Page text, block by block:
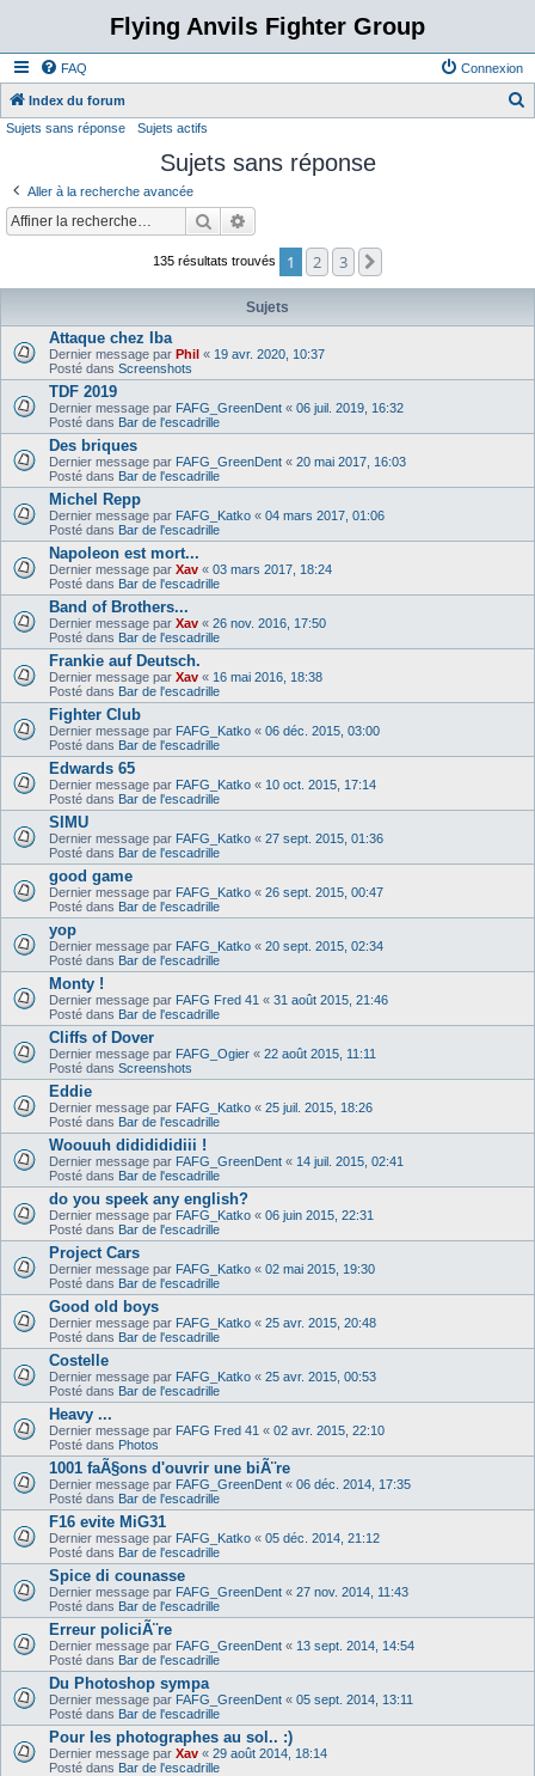
Flying Anvils Fighter Group
FAQ Connexion
Index du forum
e
Sujets sans réponse Sujets actifs
Sujets sans réponse
Aller à la recherche avancée
Rechercher
135 résultats trouvés 1 2 3
Sujets
Attaque chez Iba
Dernier message par Phil « 19 avr. 2020, 10:37
Posté dans Screenshots
TDF 2019
Dernier message par FAFG_GreenDent « 06 juil. 2019, 16:32
Posté dans Bar de l'escadrille
Des briques
Dernier message par FAFG_GreenDent « 20 mai 2017, 16:03
Posté dans Bar de l'escadrille
Michel Repp
Dernier message par FAFG_Katko « 04 mars 2017, 01:06
Posté dans Bar de l'escadrille
Napoleon est mort...
Dernier message par Xav « 03 mars 2017, 18:24
Posté dans Bar de l'escadrille
Band of Brothers...
Dernier message par Xav « 26 nov. 2016, 17:50
Posté dans Bar de l'escadrille
Frankie auf Deutsch.
Dernier message par Xav « 16 mai 2016, 18:38
Posté dans Bar de l'escadrille
Fighter Club
Dernier message par FAFG_Katko « 06 déc. 2015, 03:00
Posté dans Bar de l'escadrille
Edwards 65
Dernier message par FAFG_Katko « 10 oct. 2015, 17:14
Posté dans Bar de l'escadrille
SIMU
Dernier message par FAFG_Katko « 27 sept. 2015, 01:36
Posté dans Bar de l'escadrille
good game
Dernier message par FAFG_Katko « 26 sept. 2015, 00:47
Posté dans Bar de l'escadrille
yop
Dernier message par FAFG_Katko « 20 sept. 2015, 02:34
Posté dans Bar de l'escadrille
Monty !
Dernier message par FAFG Fred 41 « 31 août 2015, 21:46
Posté dans Bar de l'escadrille
Cliffs of Dover
Dernier message par FAFG_Ogier « 22 août 2015, 11:11
Posté dans Screenshots
Eddie
Dernier message par FAFG_Katko « 25 juil. 2015, 18:26
Posté dans Bar de l'escadrille
Woouuh dididididiii !
Dernier message par FAFG_GreenDent « 14 juil. 2015, 02:41
Posté dans Bar de l'escadrille
do you speek any english?
Dernier message par FAFG_Katko « 06 juin 2015, 22:31
Posté dans Bar de l'escadrille
Project Cars
Dernier message par FAFG_Katko « 02 mai 2015, 19:30
Posté dans Bar de l'escadrille
Good old boys
Dernier message par FAFG_Katko « 25 avr. 2015, 20:48
Posté dans Bar de l'escadrille
Costelle
Dernier message par FAFG_Katko « 25 avr. 2015, 00:53
Posté dans Bar de l'escadrille
Heavy ...
Dernier message par FAFG Fred 41 « 02 avr. 2015, 22:10
Posté dans Photos
1001 faÃ§ons d'ouvrir une biÃ¨re
Dernier message par FAFG_GreenDent « 06 déc. 2014, 17:35
Posté dans Bar de l'escadrille
F16 evite MiG31
Dernier message par FAFG_Katko « 05 déc. 2014, 21:12
Posté dans Bar de l'escadrille
Spice di counasse
Dernier message par FAFG_GreenDent « 27 nov. 2014, 11:43
Posté dans Bar de l'escadrille
Erreur policiÃ¨re
Dernier message par FAFG_GreenDent « 13 sept. 2014, 14:54
Posté dans Bar de l'escadrille
Du Photoshop sympa
Dernier message par FAFG_GreenDent « 05 sept. 2014, 13:11
Posté dans Bar de l'escadrille
Pour les photographes au sol.. :)
Dernier message par Xav « 29 août 2014, 18:14
Posté dans Bar de l'escadrille